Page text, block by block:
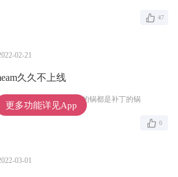
47
02-21
久久不上线
） 不是所有的锅都是补丁的锅
0
03-01
更多功能详见App